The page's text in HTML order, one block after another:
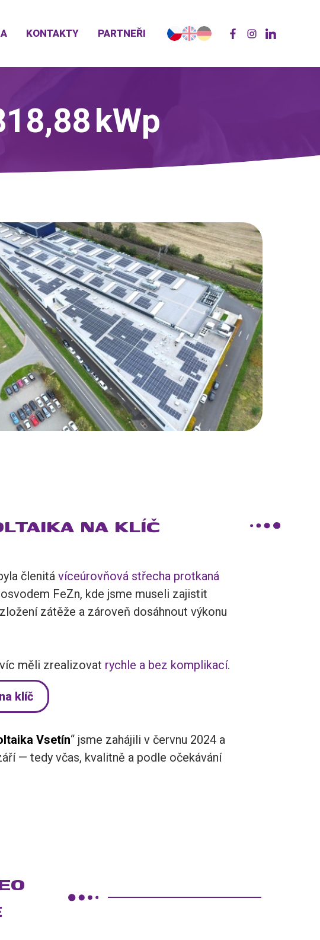
KONTAKTY PARTNEŘI
kWp
NA KLÍČ
členitá víceúrovňová střecha protkaná
FeZn, kde jsme museli zajistit
zátěže a zároveň dosáhnout výkonu
měli zrealizovat rychle a bez komplikací.
klíč
Vsetín“ jsme zahájili v červnu 2024 a
— tedy včas, kvalitně a podle očekávání